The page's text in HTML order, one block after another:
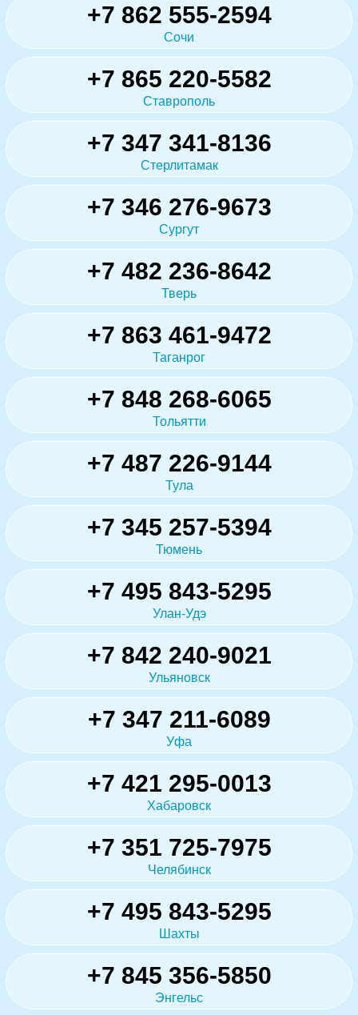
+7 862 555-2594
Сочи
+7 865 220-5582
Ставрополь
+7 347 341-8136
Стерлитамак
+7 346 276-9673
Сургут
+7 482 236-8642
Тверь
+7 863 461-9472
Таганрог
+7 848 268-6065
Тольятти
+7 487 226-9144
Тула
+7 345 257-5394
Тюмень
+7 495 843-5295
Улан-Удэ
+7 842 240-9021
Ульяновск
+7 347 211-6089
Уфа
+7 421 295-0013
Хабаровск
+7 351 725-7975
Челябинск
+7 495 843-5295
Шахты
+7 845 356-5850
Энгельс